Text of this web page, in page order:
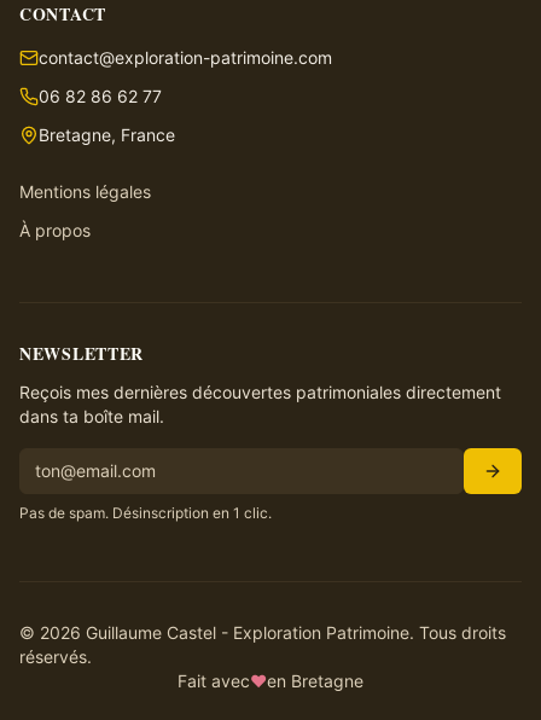
CONTACT
contact@exploration-patrimoine.com
06 82 86 62 77
Bretagne, France
Mentions légales
À propos
NEWSLETTER
Reçois mes dernières découvertes patrimoniales directement
dans ta boîte mail.
Pas de spam. Désinscription en 1 clic.
© 2026 Guillaume Castel - Exploration Patrimoine. Tous droits
réservés.
Fait avec♥en Bretagne